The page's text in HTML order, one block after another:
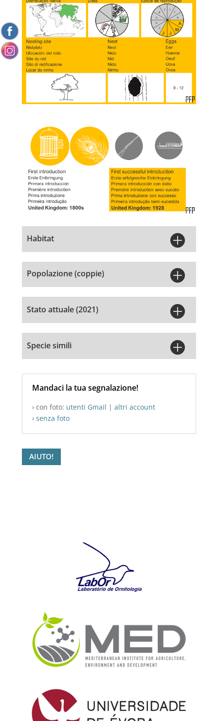
Habitat 
Popolazione (coppie) 
Stato attuale (2021) 
Specie simili 
Mandaci la tua segnalazione!
› con foto: utenti Gmail | altri account
› senza foto
AIUTO!